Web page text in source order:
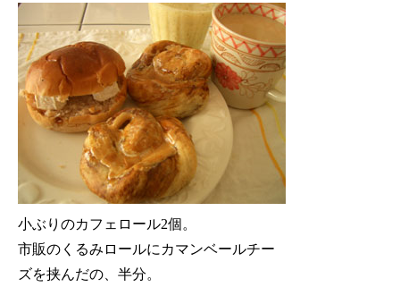
小ぶりのカフェロール2個。
市販のくるみロールにカマンベールチー
ズを挟んだの、半分。